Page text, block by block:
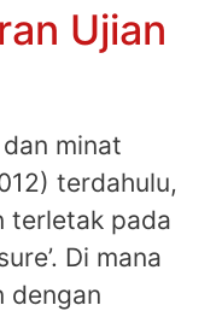
Ujian
minat
terdahulu,
terletak pada
Di mana
dengan